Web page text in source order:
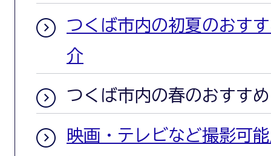
つくば市内の初夏のおす
介
つくば市内の春のおすす
映画・テレビなど撮影可